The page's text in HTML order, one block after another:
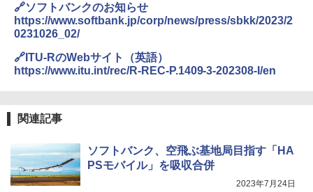
🔗ソフトバンクのお知らせ
https://www.softbank.jp/corp/news/press/sbkk/2023/2
0231026_02/
🔗ITU-RのWebサイト（英語）
https://www.itu.int/rec/R-REC-P.1409-3-202308-I/en
関連記事
ソフトバンク、空飛ぶ基地局目指す「HA
PSモバイル」を吸収合併
2023年7月24日